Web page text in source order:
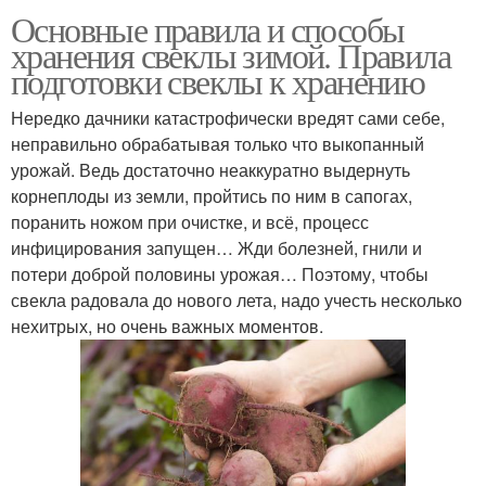
Основные правила и способы
хранения свеклы зимой. Правила
подготовки свеклы к хранению
Нередко дачники катастрофически вредят сами себе,
неправильно обрабатывая только что выкопанный
урожай. Ведь достаточно неаккуратно выдернуть
корнеплоды из земли, пройтись по ним в сапогах,
поранить ножом при очистке, и всё, процесс
инфицирования запущен… Жди болезней, гнили и
потери доброй половины урожая… Поэтому, чтобы
свекла радовала до нового лета, надо учесть несколько
нехитрых, но очень важных моментов.